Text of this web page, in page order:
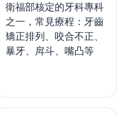
衛福部核定的牙科專科
之一，常見療程：牙齒
矯正排列、咬合不正、
暴牙、戽斗、嘴凸等